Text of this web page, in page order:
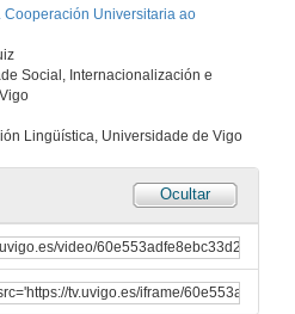
Cooperación Universitaria ao
Social, Internacionalización e
Lingüística, Universidade de Vigo
Ocultar
xuño de 2021
xuño de 2021